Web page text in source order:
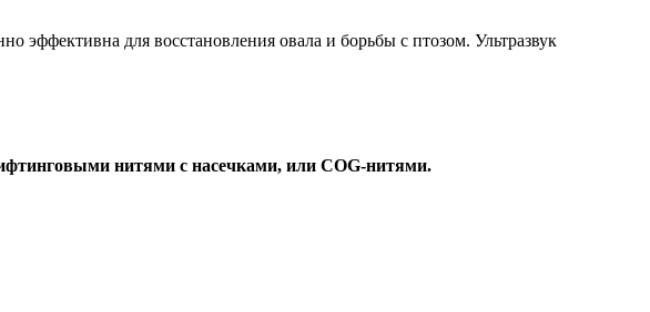
для восстановления овала и борьбы с птозом. Ультразвук
нитями с насечками, или COG-нитями.